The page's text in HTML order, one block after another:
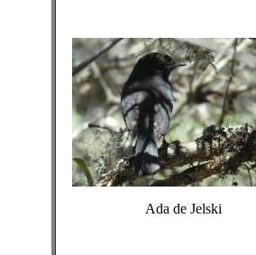
Ada de Jelski